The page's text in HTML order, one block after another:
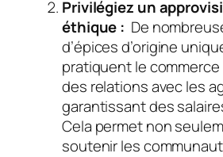
Privilégiez un
éthique : De
d’épices d’origine
pratiquent le
des relations avec les
garantissant des
Cela permet non
soutenir les